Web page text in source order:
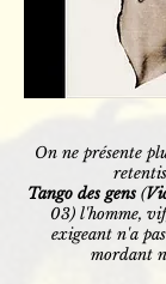
On ne présente
Tango des gens (
03) l'homme,
exigeant n'a
mordant